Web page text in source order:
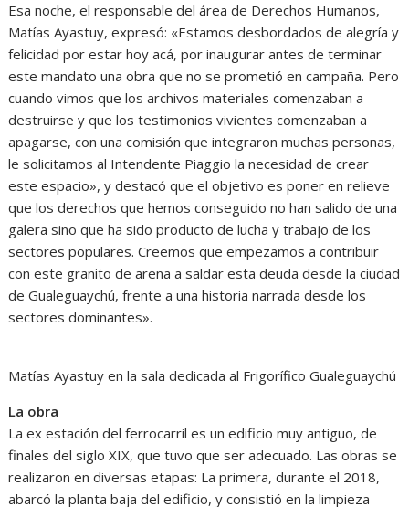
Esa noche, el responsable del área de Derechos Humanos,
Matías Ayastuy, expresó: «Estamos desbordados de alegría y
felicidad por estar hoy acá, por inaugurar antes de terminar
este mandato una obra que no se prometió en campaña. Pero
cuando vimos que los archivos materiales comenzaban a
destruirse y que los testimonios vivientes comenzaban a
apagarse, con una comisión que integraron muchas personas,
le solicitamos al Intendente Piaggio la necesidad de crear
este espacio», y destacó que el objetivo es poner en relieve
que los derechos que hemos conseguido no han salido de una
galera sino que ha sido producto de lucha y trabajo de los
sectores populares. Creemos que empezamos a contribuir
con este granito de arena a saldar esta deuda desde la ciudad
de Gualeguaychú, frente a una historia narrada desde los
sectores dominantes».
Matías Ayastuy en la sala dedicada al Frigorífico Gualeguaychú
La obra
La ex estación del ferrocarril es un edificio muy antiguo, de
finales del siglo XIX, que tuvo que ser adecuado. Las obras se
realizaron en diversas etapas: La primera, durante el 2018,
abarcó la planta baja del edificio, y consistió en la limpieza